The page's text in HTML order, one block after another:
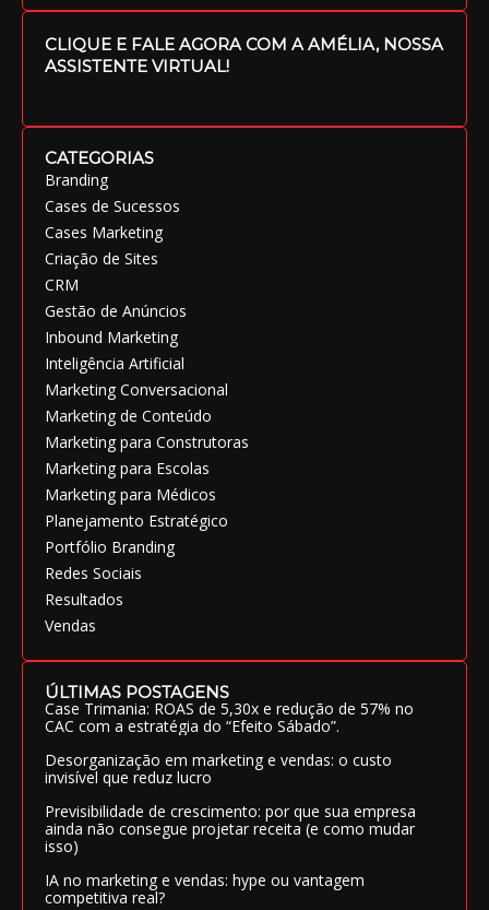
CLIQUE E FALE AGORA COM A AMÉLIA, NOSSA
ASSISTENTE VIRTUAL!
CATEGORIAS
Branding
Cases de Sucessos
Cases Marketing
Criação de Sites
CRM
Gestão de Anúncios
Inbound Marketing
Inteligência Artificial
Marketing Conversacional
Marketing de Conteúdo
Marketing para Construtoras
Marketing para Escolas
Marketing para Médicos
Planejamento Estratégico
Portfólio Branding
Redes Sociais
Resultados
Vendas
ÚLTIMAS POSTAGENS
Case Trimania: ROAS de 5,30x e redução de 57% no
CAC com a estratégia do “Efeito Sábado”.
Desorganização em marketing e vendas: o custo
invisível que reduz lucro
Previsibilidade de crescimento: por que sua empresa
ainda não consegue projetar receita (e como mudar
isso)
IA no marketing e vendas: hype ou vantagem
competitiva real?